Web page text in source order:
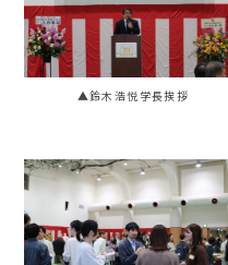
▲鈴木浩悦学長挨拶